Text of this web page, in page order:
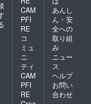
CAM
PFI
RE
コ
ミュ
ニ
ティ
CAM
PFI
RE
あんし
ん・安
全への
取り組
み
ニュー
ス
ヘルプ
お問い
合わせ